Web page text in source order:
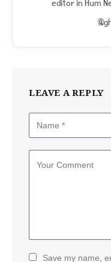
editor in Hum
LEAVE A REPLY
Save my name,